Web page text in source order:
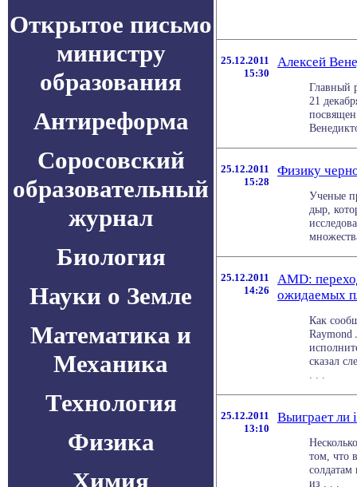
Открытое письмо
министру
образования
Антиреформа
Соросовский
образовательный
журнал
Биология
Науки о Земле
Математика и
Механика
Технология
Физика
Химия
25.12.2011
15:30
Алексей
Главный
21
25.12.2011
15:28
Физику
Ученые
дыр,
25.12.2011
14:26
AMD:
ожидаемых
Как
Raymond
сказал
25.12.2011
13:10
Выиграет ли
том, что
солдатам
из . . .